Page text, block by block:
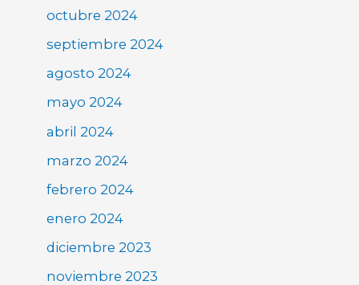
octubre 2024
septiembre 2024
agosto 2024
mayo 2024
abril 2024
marzo 2024
febrero 2024
enero 2024
diciembre 2023
noviembre 2023